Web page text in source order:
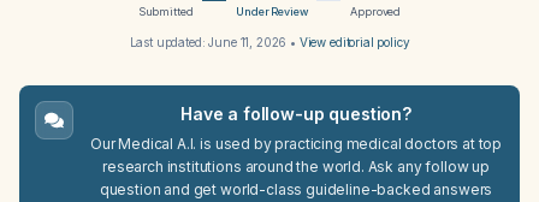
Submitted Under Review Approved
Last updated:June 11, 2026 • View editorial policy
Have a follow-up question?
Our Medical A.I. is used by practicing medical doctors at top
research institutions around the world. Ask any follow up
question and get world-class guideline-backed answers